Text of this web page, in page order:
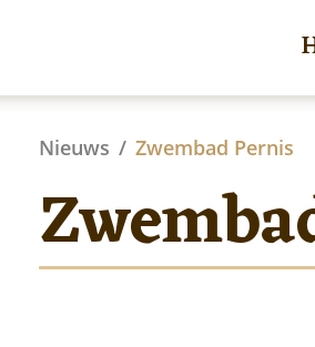
Nieuws Zwembad Pernis